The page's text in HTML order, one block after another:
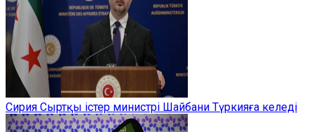
Сирия Сыртқы істер министрі Шайбани Түркияға келеді